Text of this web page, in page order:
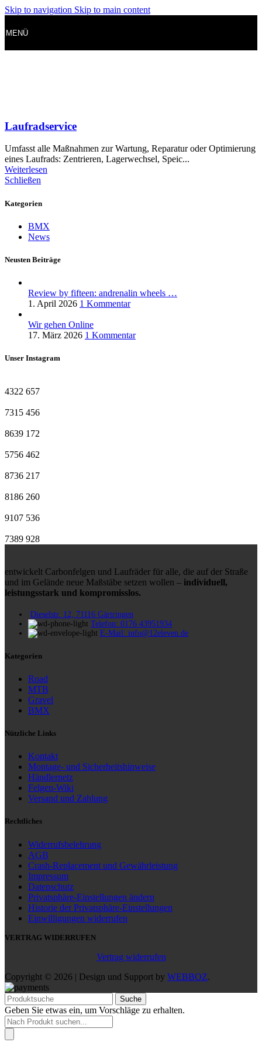
Skip to navigation Skip to main content
MENÜ
Laufradservice
Umfasst alle Maßnahmen zur Wartung, Reparatur oder Optimierung
eines Laufrads: Zentrieren, Lagerwechsel, Speic...
Weiterlesen
Schließen
Kategorien
BMX
News
Neusten Beiträge
Review by fifteen: andrenalin wheels …
1. April 2026 1 Kommentar
Wir gehen Online
17. März 2026 1 Kommentar
Unser Instagram
4322 657
7315 456
8639 172
5756 462
8736 217
8186 260
9107 536
7389 928
entwickelt Carbonfelgen und Laufräder für alle, die auf der Straße
und im Gelände neue Maßstäbe setzen wollen – individuell,
leistungsstark und kompromisslos.
Dieselstr. 12, 71116 Gärtringen
Telefon: 0176 43951934
E-Mail: info@12eleven.de
Kategorien
Road
MTB
Gravel
BMX
Nützliche Links
Kontakt
Montage- und Sicherheitshinweise
Händlernetz
Felgen-Wiki
Versand und Zahlung
Rechtliches
Widerrufsbelehrung
AGB
Crash-Replacement und Gewährleistung
Impressum
Datenschutz
Privatsphäre-Einstellungen ändern
Historie der Privatsphäre-Einstellungen
Einwilligungen widerrufen
VERTRAG WIDERRUFEN
Vertrag widerrufen
Copyright © 2026 | Design und Support by WEBBOZ.
Suche
Geben Sie etwas ein, um Vorschläge zu erhalten.
Products
search